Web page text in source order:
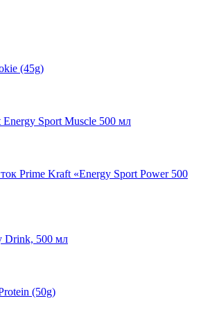
(45g)
Sport Muscle 500 мл
Prime Kraft «Energy Sport Power 500
Drink, 500 мл
(50g)